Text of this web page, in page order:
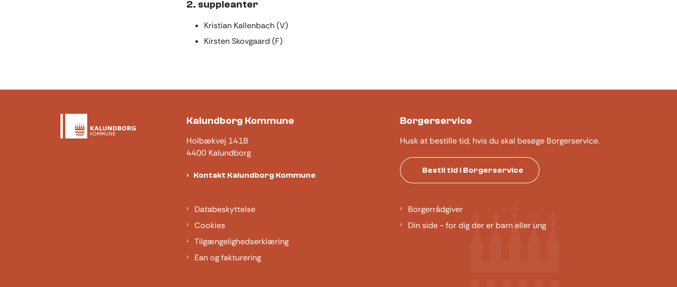
2. suppleanter
Kristian Kallenbach (V)
Kirsten Skovgaard (F)
Kalundborg Kommune
Holbækvej 141B
4400 Kalundborg
Kontakt Kalundborg Kommune
Borgerservice
Husk at bestille tid, hvis du skal besøge Borgerservice.
Bestil tid i Borgerservice
Databeskyttelse
Cookies
Tilgængelighedserklæring
Ean og fakturering
Borgerrådgiver
Din side - for dig der er barn eller ung